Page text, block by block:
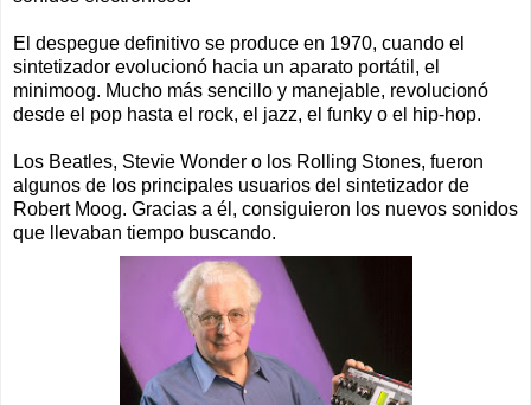
El despegue definitivo se produce en 1970, cuando el
sintetizador evolucionó hacia un aparato portátil, el
minimoog. Mucho más sencillo y manejable, revolucionó
desde el pop hasta el rock, el jazz, el funky o el hip-hop.
Los Beatles, Stevie Wonder o los Rolling Stones, fueron
algunos de los principales usuarios del sintetizador de
Robert Moog. Gracias a él, consiguieron los nuevos sonidos
que llevaban tiempo buscando.